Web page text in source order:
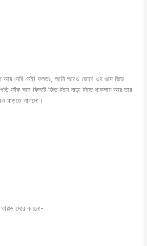
আর দেরি নেই! ফলতঃ, আমি আরও জোরে ওর গুদে জিভ
ফাঁক করে ক্লিটে জিভ দিয়ে নাড়া দিতে থাকলাম আর তার
বাড়তে লাগলো।
থাপ্পড় মেরে বললো-